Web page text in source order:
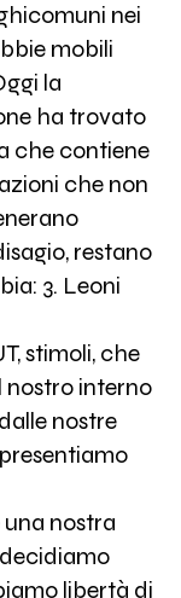
nei
mobili
la
ha trovato
che contiene
che non
restano
3. Leoni
stimoli, che
nostro interno
nostre
nostra
libertà di